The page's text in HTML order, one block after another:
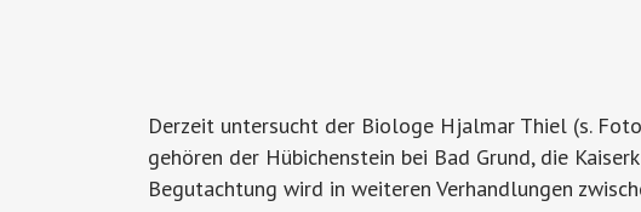
Derzeit untersucht der Biologe Hjalmar Thiel (s.
gehören der Hübichenstein bei Bad Grund, die
Begutachtung wird in weiteren Verhandlungen